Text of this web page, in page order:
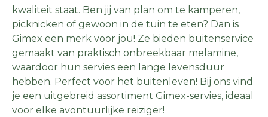
kwaliteit staat. Ben jij van plan om te kamperen,
picknicken of gewoon in de tuin te eten? Dan is
Gimex een merk voor jou! Ze bieden buitenservice
gemaakt van praktisch onbreekbaar melamine,
waardoor hun servies een lange levensduur
hebben. Perfect voor het buitenleven! Bij ons vind
je een uitgebreid assortiment Gimex-servies, ideaal
voor elke avontuurlijke reiziger!